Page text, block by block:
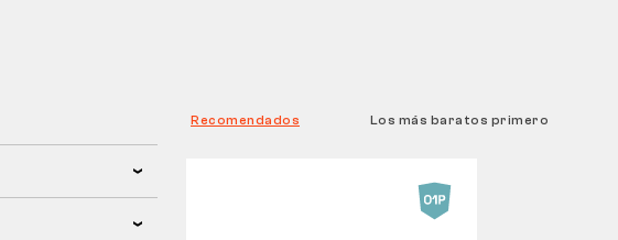
Recomendados Los más baratos primero